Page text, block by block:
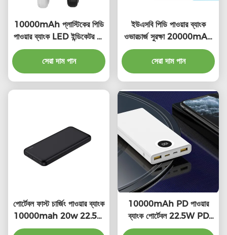
10000mAh প্লাস্টিকের পিডি
পাওয়ার ব্যাংক LED ইন্ডিকেটর সহ
ইউনিভার্সাল ফাস্ট চার্জ
সেরা দাম পান
ইউএসবি পিডি পাওয়ার ব্যাংক
ওভারচার্জ সুরক্ষা 20000mAh
স্মার্টফোন পাওয়ার ব্যাংক
সেরা দাম পান
পোর্টেবল ফাস্ট চার্জিং পাওয়ার ব্যাংক
10000mah 20w 22.5w
কমপ্যাক্ট ডিভাইস
10000mAh PD পাওয়ার
ব্যাংক পোর্টেবল 22.5W PD
ব্যাটারি প্যাক প্রচার উপহার